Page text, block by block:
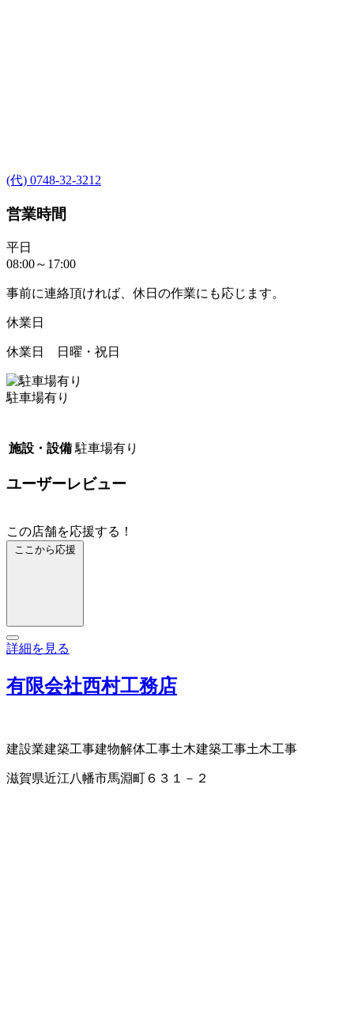
(代) 0748-32-3212
営業時間
平日
08:00～17:00
事前に連絡頂ければ、休日の作業にも応じます。
休業日
休業日 日曜・祝日
駐車場有り
施設・設備 駐車場有り
ユーザーレビュー
この店舗を応援する！
ここから応援
詳細を見る
有限会社西村工務店
建設業建築工事建物解体工事土木建築工事土木工事
滋賀県近江八幡市馬淵町６３１－２